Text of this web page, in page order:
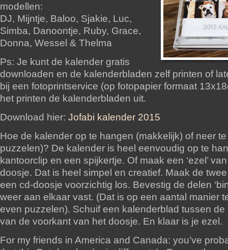
modellen:
DJ, Mijntje, Baloo, Sjakie, Luc,
Simba, Danoontje, Ruby, Grace,
Donna, Wessel & Thelma
Ps: Je kunt de kalender gratis
downloaden en de kalenderbladen zelf printen of
bij een fotoprintservice (op fotopapier formaat
het printen de kalenderbladen uit.
Download hier: Jofabi kalender 2015
Hoe de kalender op te hangen (makkelijk) of neer
puzzelen)? De kalender is heel eenvoudig op te
kantoorclip en een spijkertje. Of maak een ‘ezel’
doosje. Dat is heel simpel en creatief. Maak de
een cd-doosje voorzichtig los. Bevestig de delen
weer aan elkaar vast. (Dat is op een aantal manier
even puzzelen). Schuif een kalenderblad tussen de
van de voorkant van het doosje. En klaar is je ezel.
For my friends in America and Canada: you’ve